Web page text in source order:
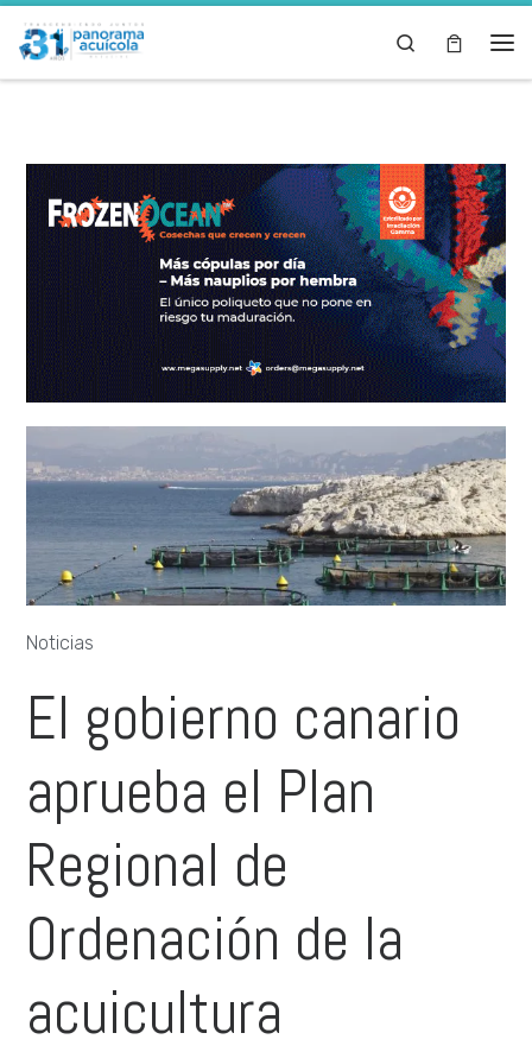
Skip to content Search
Noticias
El gobierno canario
aprueba el Plan
Regional de
Ordenación de la
acuicultura